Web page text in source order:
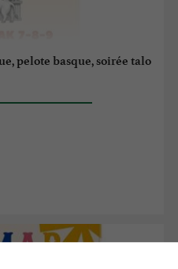
pelote basque, soirée talo